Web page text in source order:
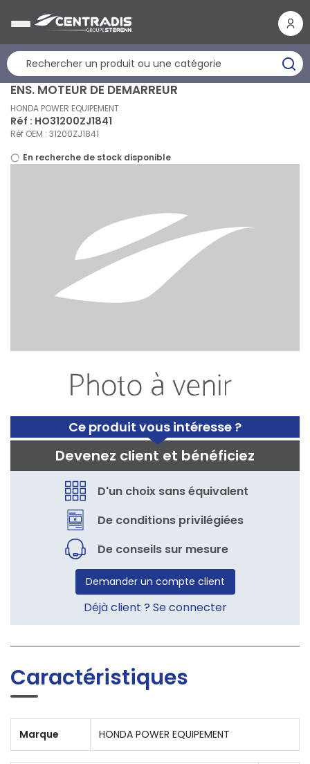
Ce produit vous intéresse ?
Devenez client et bénéficiez
D'un choix sans équivalent
De conditions privilégiées
De conseils sur mesure
Demander un compte client
Déjà client ? Se connecter
ENS. MOTEUR DE DEMARREUR
HONDA POWER EQUIPEMENT
Réf : HO31200ZJ1841
Réf OEM : 31200ZJ1841
En recherche de stock disponible
Caractéristiques
Marque HONDA POWER EQUIPEMENT